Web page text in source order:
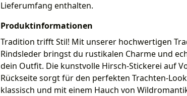
Lieferumfang enthalten.
Produktinformationen
Tradition trifft Stil! Mit unserer hochwertigen
Rindsleder bringst du rustikalen Charme und
dein Outfit. Die kunstvolle Hirsch-Stickerei auf
Rückseite sorgt für den perfekten Trachten-
klassisch und mit einem Hauch von